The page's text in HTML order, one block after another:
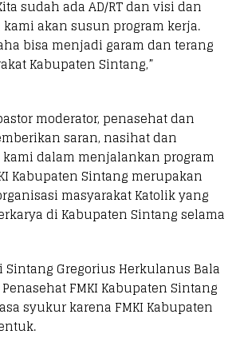
sudah ada AD/RT dan visi dan
akan susun program kerja.
bisa menjadi garam dan terang
Kabupaten Sintang,”
moderator, penasehat dan
saran, nasihat dan
dalam menjalankan program
Kabupaten Sintang merupakan
masyarakat Katolik yang
di Kabupaten Sintang selama
Sintang Gregorius Herkulanus Bala
FMKI Kabupaten Sintang
syukur karena FMKI Kabupaten